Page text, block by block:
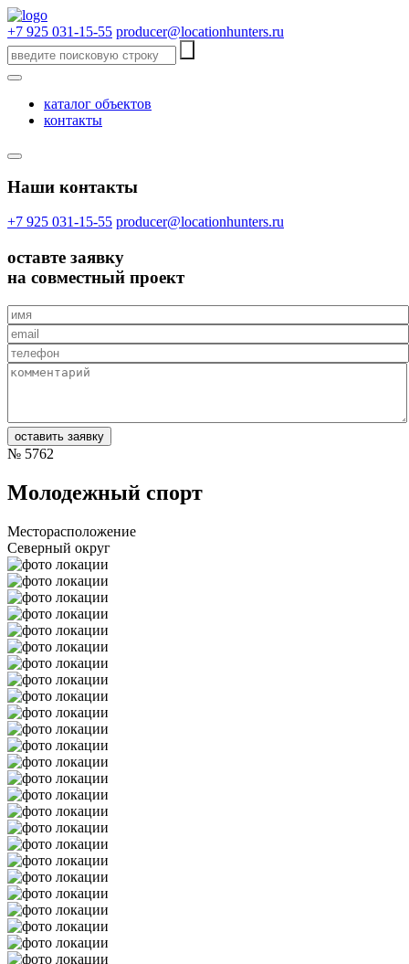
+7 925 031-15-55 producer@locationhunters.ru
каталог объектов
контакты
Наши контакты
+7 925 031-15-55 producer@locationhunters.ru
оставте заявку
на совместный проект
№ 5762
Молодежный спорт
Месторасположение
Северный округ